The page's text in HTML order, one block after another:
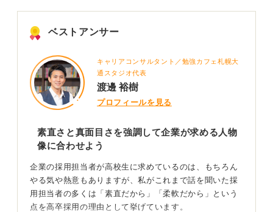
かす意欲」の流れで話しましょう。
例として、状況（高校で○○部に所属して練習に励んでい
があった）を明確に示します。
次に、行動（仲間と話し合い、役割分担を決め、練習方
法を改善した）と成果（チームの成績が向上し、最後の
大会でベスト8に入った）を具体的に語ります。
この流れを「御社でも仲間と協力しながら努力を続け、
成果を出したい」と結び付けると説得力が増します。
企業への志望理由より自分の努力が評価される
高校生の場合は、「なぜこの企業か」という深い質問は
ベストアンサー
キャリアコンサルタント／勉強カフェ札幌大
通スタジオ代表
渡邊 裕樹
プロフィールを見る
素直さと真面目さを強調して企業が求める人物
像に合わせよう
企業の採用担当者が高校生に求めているのは、もちろん
やる気や熱意もありますが、私がこれまで話を聞いた採
用担当者の多くは「素直だから」「柔軟だから」という
点を高卒採用の理由として挙げています。